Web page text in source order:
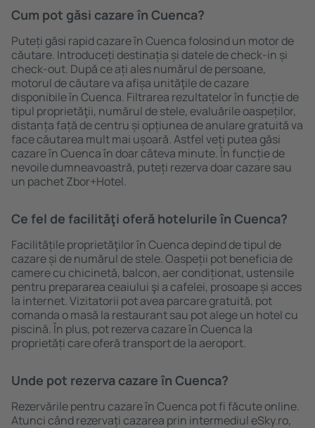
Cum pot găsi cazare în Cuenca?
Puteți găsi rapid cazare în Cuenca folosind un motor de
căutare. Introduceți destinația și datele de check-in și
check-out. După ce ați ales numărul de persoane,
motorul de căutare va afișa unităţile de cazare
disponibile în Cuenca. Filtrarea rezultatelor în funcție de
tipul proprietăţii, numărul de stele, evaluările oaspeților,
distanța față de centru și opțiunea de anulare gratuită va
face căutarea mult mai ușoară. Astfel veți putea găsi
cazare în Cuenca în doar câteva minute. În funcție de
nevoile dumneavoastră, puteți rezerva doar cazare sau
un pachet Zbor+Hotel.
Ce fel de facilităţi oferă hotelurile în Cuenca?
Facilitățile proprietăţilor în Cuenca depind de tipul de
cazare și de numărul de stele. Oaspeții pot beneficia de
camere cu chicinetă, balcon, aer condiționat, ustensile
pentru prepararea ceaiului şi a cafelei, prosoape și acces
la internet. Vizitatorii pot avea parcare gratuită, pot
comanda o masă la restaurant sau pot alege un hotel cu
piscină. În plus, pot rezerva cazare în Cuenca la
proprietăți care oferă transport de la aeroport.
Unde pot rezerva cazare în Cuenca?
Rezervările pentru cazare în Cuenca pot fi făcute online.
Atunci când rezervați cazarea prin intermediul eSky.ro,